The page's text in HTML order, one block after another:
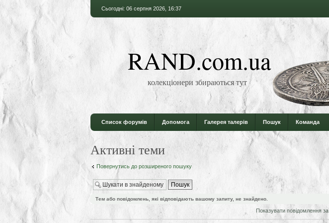
Сьогодні: 06 серпня 2026, 16:37
RAND.com.ua
колекціонери збираються тут
Список форумів Допомога Галерея талерів Пошук Команда
Активні теми
Повернутись до розширеного пошуку
Тем або повідомлень, які відповідають вашому запиту, не знайдено.
Показувати повідомлення за